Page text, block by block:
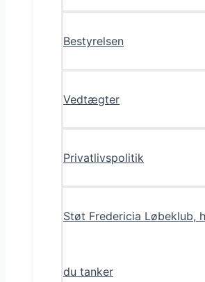
Bestyrelsen
Vedtægter
Privatlivspolitik
Støt Fredericia Løbeklub,
du tanker